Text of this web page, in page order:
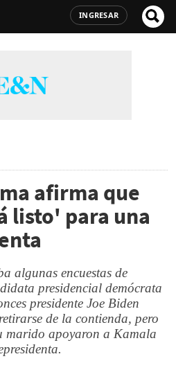
INGRESAR
afirma que
listo' para una
algunas encuestas de
presidencial demócrata
presidente Joe Biden
de la contienda, pero
marido apoyaron a Kamala